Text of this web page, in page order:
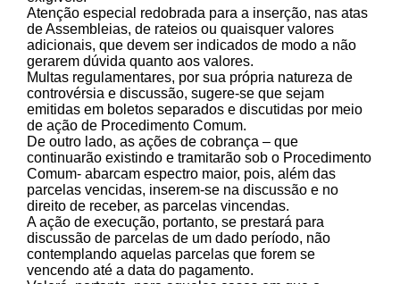
Atenção especial redobrada para a inserção, nas atas
de Assembleias, de rateios ou quaisquer valores
adicionais, que devem ser indicados de modo a não
gerarem dúvida quanto aos valores.
Multas regulamentares, por sua própria natureza de
controvérsia e discussão, sugere-se que sejam
emitidas em boletos separados e discutidas por meio
de ação de Procedimento Comum.
De outro lado, as ações de cobrança – que
continuarão existindo e tramitarão sob o Procedimento
Comum- abarcam espectro maior, pois, além das
parcelas vencidas, inserem-se na discussão e no
direito de receber, as parcelas vincendas.
A ação de execução, portanto, se prestará para
discussão de parcelas de um dado período, não
contemplando aquelas parcelas que forem se
vencendo até a data do pagamento.